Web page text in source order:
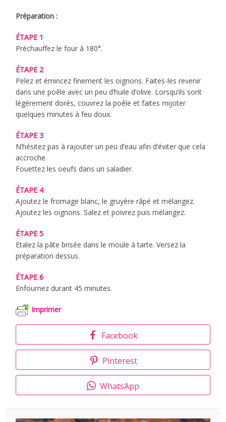
Préparation :
ÉTAPE 1
Préchauffez le four à 180°.
ÉTAPE 2
Pelez et émincez finement les oignons. Faites-les revenir
dans une poêle avec un peu d’huile d’olive. Lorsqu’ils sont
légèrement dorés, couvrez la poêle et faites mijoter
quelques minutes à feu doux.
ÉTAPE 3
N’hésitez pas à rajouter un peu d’eau afin d’éviter que cela
accroche.
Fouettez les oeufs dans un saladier.
ÉTAPE 4
Ajoutez le fromage blanc, le gruyère râpé et mélangez.
Ajoutez les oignons. Salez et poivrez puis mélangez.
ÉTAPE 5
Etalez la pâte brisée dans le moule à tarte. Versez la
préparation dessus.
ÉTAPE 6
Enfournez durant 45 minutes.
Imprimer
Facebook
Pinterest
WhatsApp